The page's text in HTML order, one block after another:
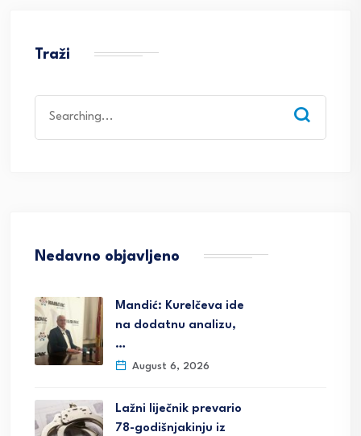
Traži
for:
Nedavno objavljeno
Mandić: Kurelčeva ide
na dodatnu analizu,
…
August 6, 2026
Lažni liječnik prevario
78-godišnjakinju iz